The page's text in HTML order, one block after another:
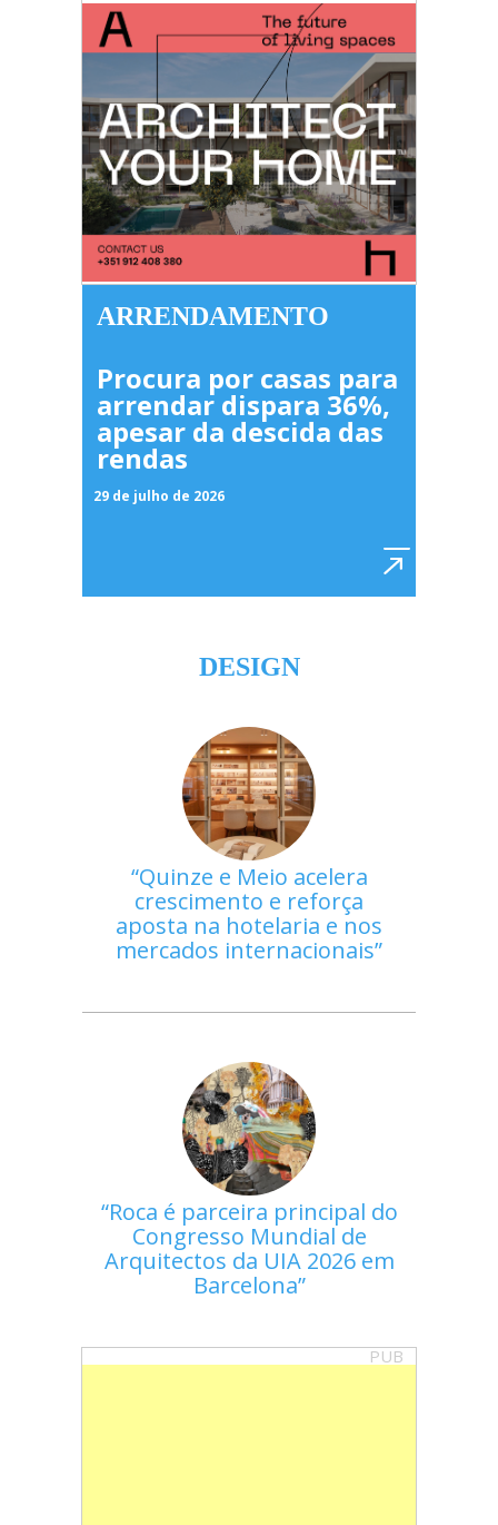
ARRENDAMENTO
Procura por casas para
arrendar dispara 36%,
apesar da descida das
rendas
29 de julho de 2026
DESIGN
Quinze e Meio acelera
crescimento e reforça
aposta na hotelaria e nos
mercados internacionais
Roca é parceira principal do
Congresso Mundial de
Arquitectos da UIA 2026 em
Barcelona
PUB